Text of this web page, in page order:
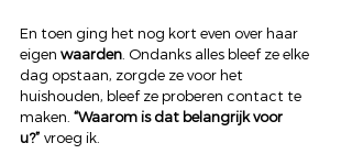
En toen ging het nog kort even over haar
eigen waarden . Ondanks alles bleef ze elke
dag opstaan, zorgde ze voor het
huishouden, bleef ze proberen contact te
maken. “Waarom is dat belangrijk voor
u?” vroeg ik.